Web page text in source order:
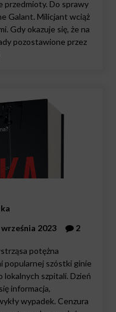
przedmioty. Do sprawy
Galant. Milicjant wciąż
Gdy okazuje się, że na
pozostawione przez
2023 2
potężna
popularnej szóstki ginie
lokalnych szpitali. Dzień
informacja,
wypadek. Cenzura